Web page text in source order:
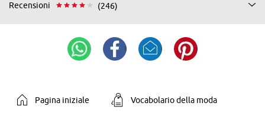
Recensioni (246)
Pagina iniziale Vocabolario della moda